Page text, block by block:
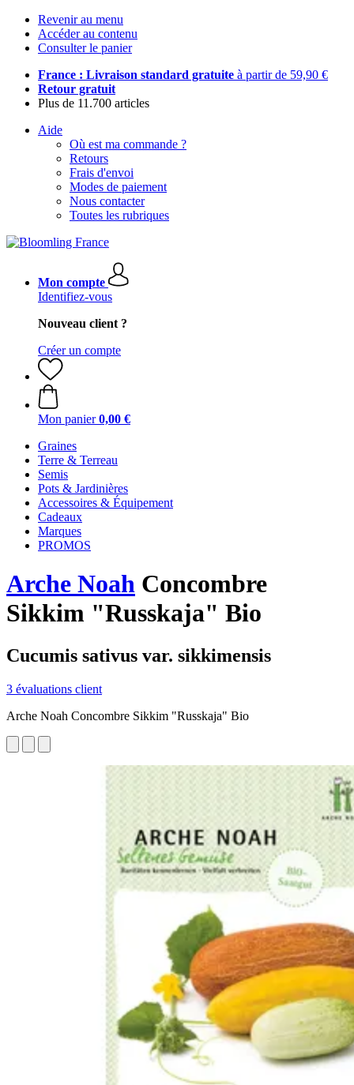
Revenir au menu
Accéder au contenu
Consulter le panier
France : Livraison standard gratuite à partir de 59,90 €
Retour gratuit
Plus de 11.700 articles
Aide
Où est ma commande ?
Retours
Frais d'envoi
Modes de paiement
Nous contacter
Toutes les rubriques
Mon compte
Identifiez-vous
Nouveau client ?
Créer un compte
Mon panier 0,00 €
Graines
Terre & Terreau
Semis
Pots & Jardinières
Accessoires & Équipement
Cadeaux
Marques
PROMOS
Arche Noah Concombre
Sikkim "Russkaja" Bio
Cucumis sativus var. sikkimensis
3 évaluations client
Arche Noah Concombre Sikkim "Russkaja" Bio